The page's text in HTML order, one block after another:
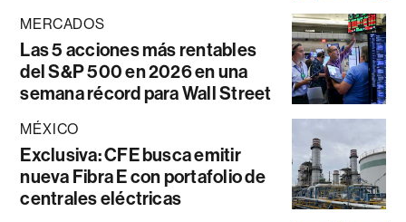
MERCADOS
Las 5 acciones más rentables
del S&P 500 en 2026 en una
semana récord para Wall Street
MÉXICO
Exclusiva: CFE busca emitir
nueva Fibra E con portafolio de
centrales eléctricas